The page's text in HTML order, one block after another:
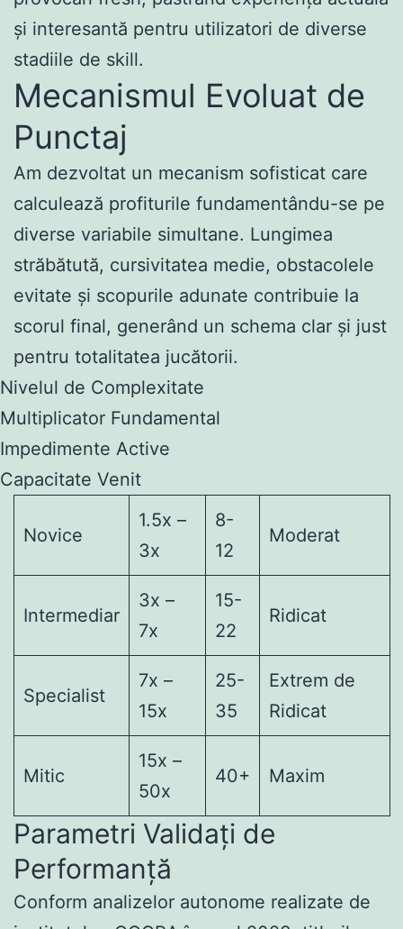
și interesantă pentru utilizatori de diverse
stadiile de skill.
Mecanismul Evoluat de
Punctaj
Am dezvoltat un mecanism sofisticat care
calculează profiturile fundamentându-se pe
diverse variabile simultane. Lungimea
străbătută, cursivitatea medie, obstacolele
evitate și scopurile adunate contribuie la
scorul final, generând un schema clar și just
pentru totalitatea jucătorii.
Nivelul de Complexitate
Multiplicator Fundamental
Impedimente Active
Capacitate Venit
Novice
1.5x –
3x
8-
12
Moderat
Intermediar
3x –
7x
15-
22
Ridicat
Specialist
7x –
15x
25-
35
Extrem de
Ridicat
Mitic
15x –
50x
40+ Maxim
Parametri Validați de
Performanță
Conform analizelor autonome realizate de